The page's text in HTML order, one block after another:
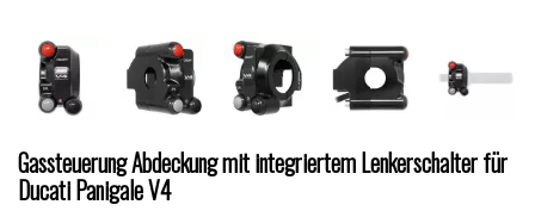
Gassteuerung Abdeckung mit integriertem Lenkerschalter für
Ducati Panigale V4